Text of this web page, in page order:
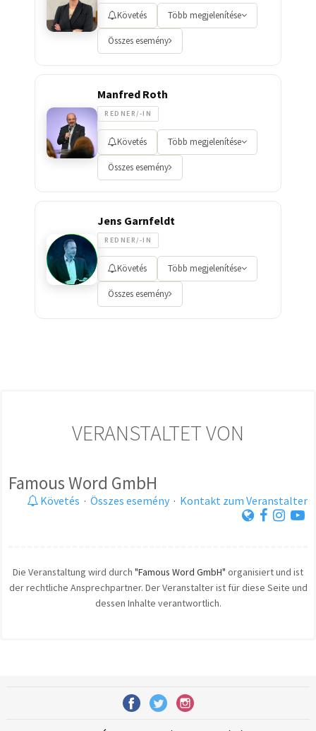
Követés Több megjelenítése
Összes esemény
Manfred Roth
REDNER/-IN
Követés Több megjelenítése
Összes esemény
Jens Garnfeldt
REDNER/-IN
Követés Több megjelenítése
Összes esemény
VERANSTALTET VON
Famous Word GmbH
Követés · Összes esemény · Kontakt zum Veranstalter
Die Veranstaltung wird durch "Famous Word GmbH" organisiert und ist
der rechtliche Ansprechpartner. Der Veranstalter ist für diese Seite und
dessen Inhalte verantwortlich.